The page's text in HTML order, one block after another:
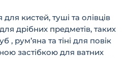
для кистей, туші та олівців
дрібних предметів, таких
, рум’яна та тіні для повік
застібкою для ватних